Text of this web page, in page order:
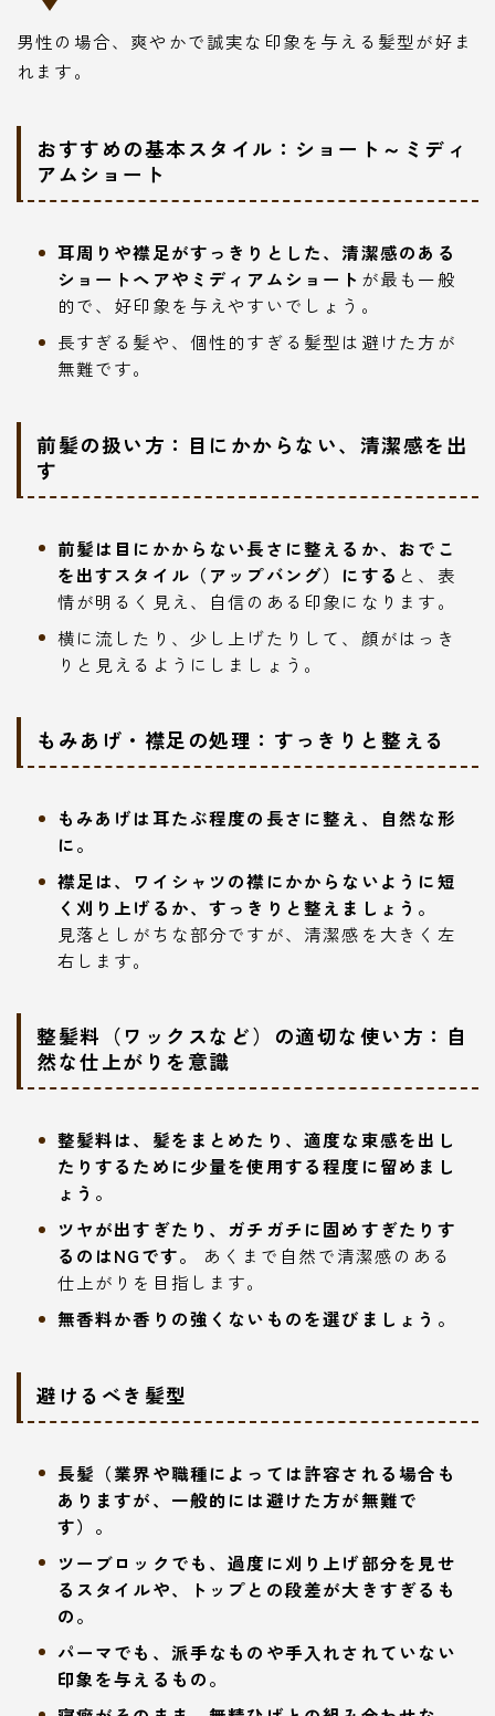
男性の場合、爽やかで誠実な印象を与える髪型が好ま
れます。
おすすめの基本スタイル：ショート～ミディ
アムショート
耳周りや襟足がすっきりとした、清潔感のある
ショートヘアやミディアムショート が最も一般
的で、好印象を与えやすいでしょう。
長すぎる髪や、個性的すぎる髪型は避けた方が
無難です。
前髪の扱い方：目にかからない、清潔感を出
す
前髪は目にかからない長さに整えるか、おでこ
を出すスタイル（アップバング）にする と、表
情が明るく見え、自信のある印象になります。
横に流したり、少し上げたりして、顔がはっき
りと見えるようにしましょう。
もみあげ・襟足の処理：すっきりと整える
もみあげは耳たぶ程度の長さに整え、自然な形
に。
襟足は、ワイシャツの襟にかからないように短
く刈り上げるか、すっきりと整えましょう。
見落としがちな部分ですが、清潔感を大きく左
右します。
整髪料（ワックスなど）の適切な使い方：自
然な仕上がりを意識
整髪料は、髪をまとめたり、適度な束感を出し
たりするために少量を使用する程度に留めまし
ょう。
ツヤが出すぎたり、ガチガチに固めすぎたりす
るのはNGです。
あくまで自然で清潔感のある
仕上がりを目指します。
無香料か香りの強くないものを選びましょう。
避けるべき髪型
長髪（業界や職種によっては許容される場合も
ありますが、一般的には避けた方が無難で
す）。
ツーブロックでも、過度に刈り上げ部分を見せ
るスタイルや、トップとの段差が大きすぎるも
の。
パーマでも、派手なものや手入れされていない
印象を与えるもの。